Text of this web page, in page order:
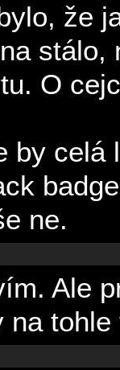
že
stálo,
O
by celá
ne.
Ale
na